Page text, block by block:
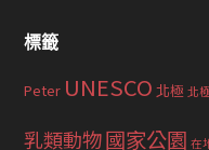
標籤
Peter UNESCO 北極 北
乳類動物國家公園 在